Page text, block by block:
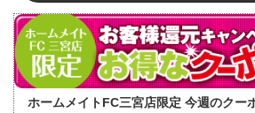
ホームメイトFC三宮店限定 今週のクー